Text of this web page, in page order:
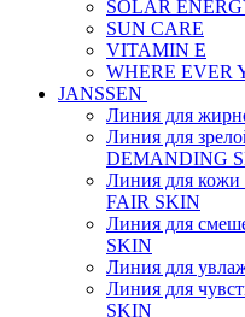
SOLAR
SUN CARE
VITAMIN E
WHERE EVER
JANSSEN
Линия для
Линия для
DEMANDING
Линия для кожи
FAIR SKIN
Линия для
SKIN
Линия для
Линия для
SKIN